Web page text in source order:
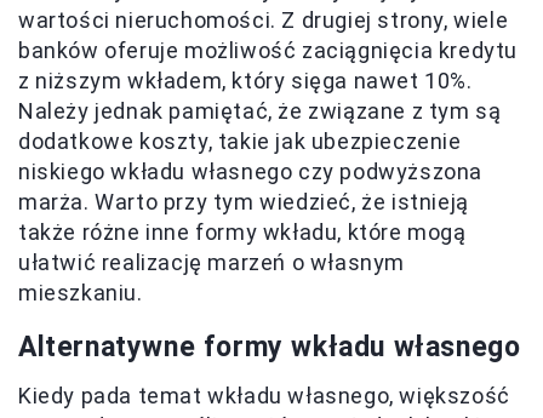
wartości nieruchomości. Z drugiej strony, wiele
banków oferuje możliwość zaciągnięcia kredytu
z niższym wkładem, który sięga nawet 10%.
Należy jednak pamiętać, że związane z tym są
dodatkowe koszty, takie jak ubezpieczenie
niskiego wkładu własnego czy podwyższona
marża. Warto przy tym wiedzieć, że istnieją
także różne inne formy wkładu, które mogą
ułatwić realizację marzeń o własnym
mieszkaniu.
Alternatywne formy wkładu własnego
Kiedy pada temat wkładu własnego, większość